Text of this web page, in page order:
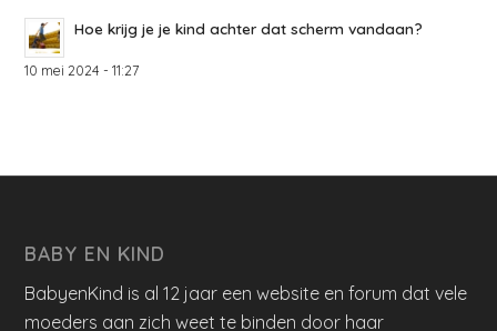
Hoe krijg je je kind achter dat scherm vandaan?
10 mei 2024 - 11:27
BABY EN KIND
BabyenKind is al 12 jaar een website en forum dat vele
moeders aan zich weet te binden door haar